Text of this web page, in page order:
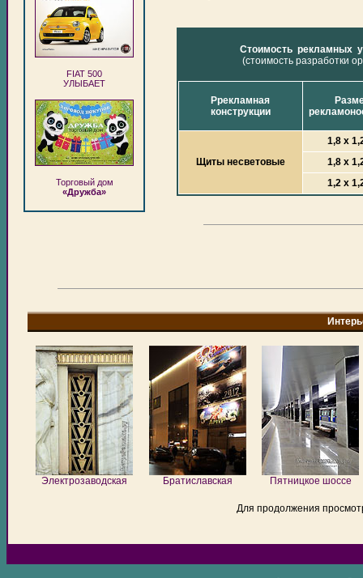
FIAT 500
УЛЫБАЕТ
Торговый дом
«Дружба»
Стоимость рекламных
(стоимость разработки
Ррекламная
конструкции
Щиты несветовые
1,8 х
1,8 х
1,2 х
Электрозаводская Братиславская Пятницкое шоссе
Для продолжения